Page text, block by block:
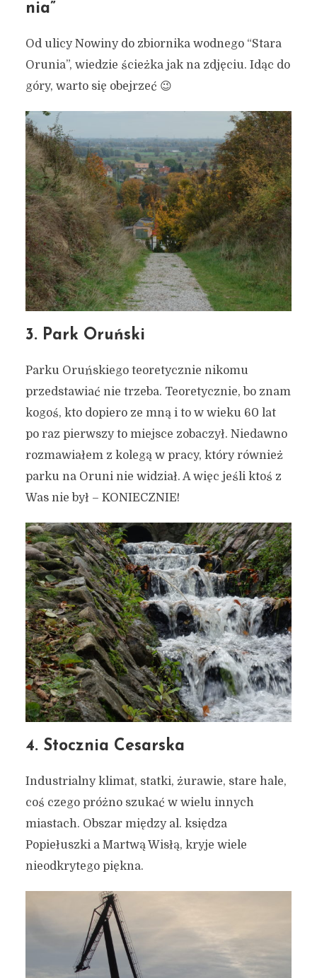
nia”
Od ulicy Nowiny do zbiornika wodnego “Stara
Orunia”, wiedzie ścieżka jak na zdjęciu. Idąc do
góry, warto się obejrzeć 😉
3. Park Oruński
Parku Oruńskiego teoretycznie nikomu
przedstawiać nie trzeba. Teoretycznie, bo znam
kogoś, kto dopiero ze mną i to w wieku 60 lat
po raz pierwszy to miejsce zobaczył. Niedawno
rozmawiałem z kolegą w pracy, który również
parku na Oruni nie widział. A więc jeśli ktoś z
Was nie był – KONIECZNIE!
4. Stocznia Cesarska
Industrialny klimat, statki, żurawie, stare hale,
coś czego próżno szukać w wielu innych
miastach. Obszar między al. księdza
Popiełuszki a Martwą Wisłą, kryje wiele
nieodkrytego piękna.